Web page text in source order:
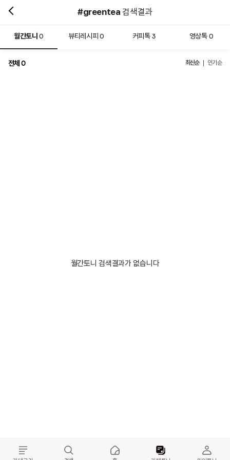
#greentea 검색결과
월간토니0 뷰티레시피0 커피톡 3 영상톡 0
전체 0 최신순 인기순
월간토니 검색결과가 없습니다